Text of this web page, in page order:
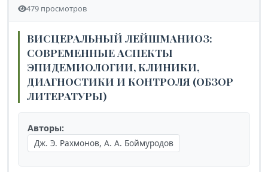
479 просмотров
ВИСЦЕРАЛЬНЫЙ ЛЕЙШМАНИОЗ:
СОВРЕМЕННЫЕ АСПЕКТЫ
ЭПИДЕМИОЛОГИИ, КЛИНИКИ,
ДИАГНОСТИКИ И КОНТРОЛЯ (ОБЗОР
ЛИТЕРАТУРЫ)
Авторы:
Дж. Э. Рахмонов, А. А. Боймуродов